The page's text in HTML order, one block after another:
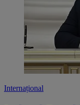
Internațional